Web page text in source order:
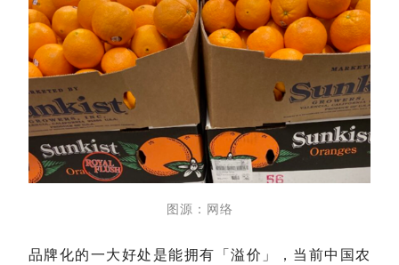
图源：网络
品牌化的一大好处是能拥有「溢价」，当前中国农